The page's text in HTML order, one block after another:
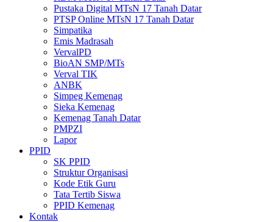
Pustaka Digital MTsN 17 Tanah Datar
PTSP Online MTsN 17 Tanah Datar
Simpatika
Emis Madrasah
VervalPD
BioAN SMP/MTs
Verval TIK
ANBK
Simpeg Kemenag
Sieka Kemenag
Kemenag Tanah Datar
PMPZI
Lapor
PPID
SK PPID
Struktur Organisasi
Kode Etik Guru
Tata Tertib Siswa
PPID Kemenag
Kontak